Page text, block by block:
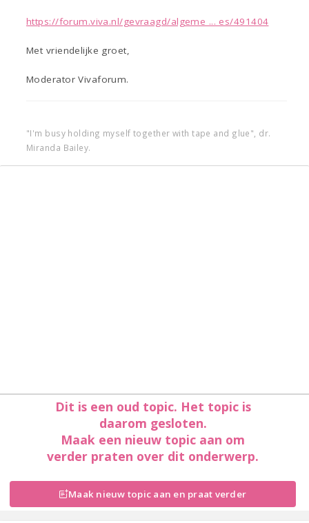
https://forum.viva.nl/gevraagd/algeme ... es/491404
Met vriendelijke groet,
Moderator Vivaforum.
"I'm busy holding myself together with tape and glue", dr.
Miranda Bailey.
Dit is een oud topic. Het topic is
daarom gesloten.
Maak een nieuw topic aan om
verder praten over dit onderwerp.
Maak nieuw topic aan en praat verder